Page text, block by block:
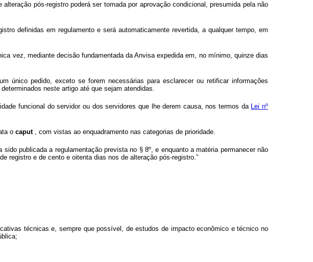
pós-registro poderá ser tomada por aprovação condicional, presumida pela não
definidas em regulamento e será automaticamente revertida, a qualquer tempo, em
vez, mediante decisão fundamentada da Anvisa expedida em, no mínimo, quinze dias
único pedido, exceto se forem necessárias para esclarecer ou retificar informações
neste artigo até que sejam atendidas.
funcional do servidor ou dos servidores que lhe derem causa, nos termos da Lei nº
o caput , com vistas ao enquadramento nas categorias de prioridade.
publicada a regulamentação prevista no § 8º, e enquanto a matéria permanecer não
registro e de cento e oitenta dias nos de alteração pós-registro.”
técnicas e, sempre que possível, de estudos de impacto econômico e técnico no